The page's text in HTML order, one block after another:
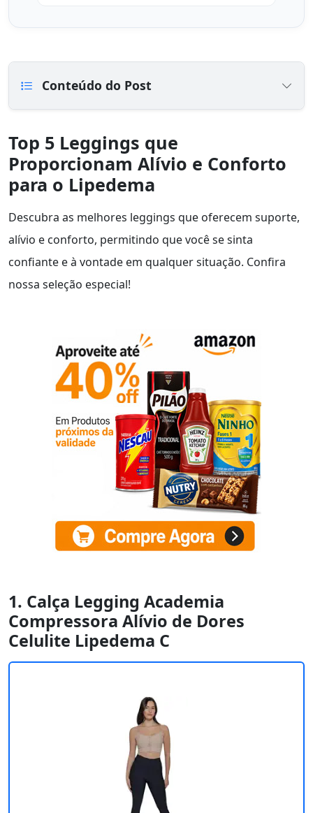
Conteúdo do Post
Top 5 Leggings que
Proporcionam Alívio e Conforto
para o Lipedema
Descubra as melhores leggings que oferecem suporte,
alívio e conforto, permitindo que você se sinta
confiante e à vontade em qualquer situação. Confira
nossa seleção especial!
1. Calça Legging Academia
Compressora Alívio de Dores
Celulite Lipedema C